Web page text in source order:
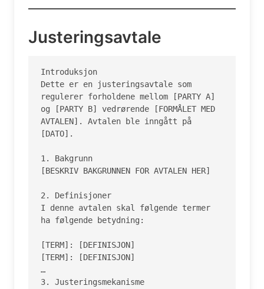
Justeringsavtale
Introduksjon
Dette er en justeringsavtale som
regulerer forholdene mellom [PARTY A]
og [PARTY B] vedrørende [FORMÅLET MED
AVTALEN]. Avtalen ble inngått på
[DATO].
1. Bakgrunn
[BESKRIV BAKGRUNNEN FOR AVTALEN HER]
2. Definisjoner
I denne avtalen skal følgende termer
ha følgende betydning:
[TERM]: [DEFINISJON]
[TERM]: [DEFINISJON]
…
3. Justeringsmekanisme